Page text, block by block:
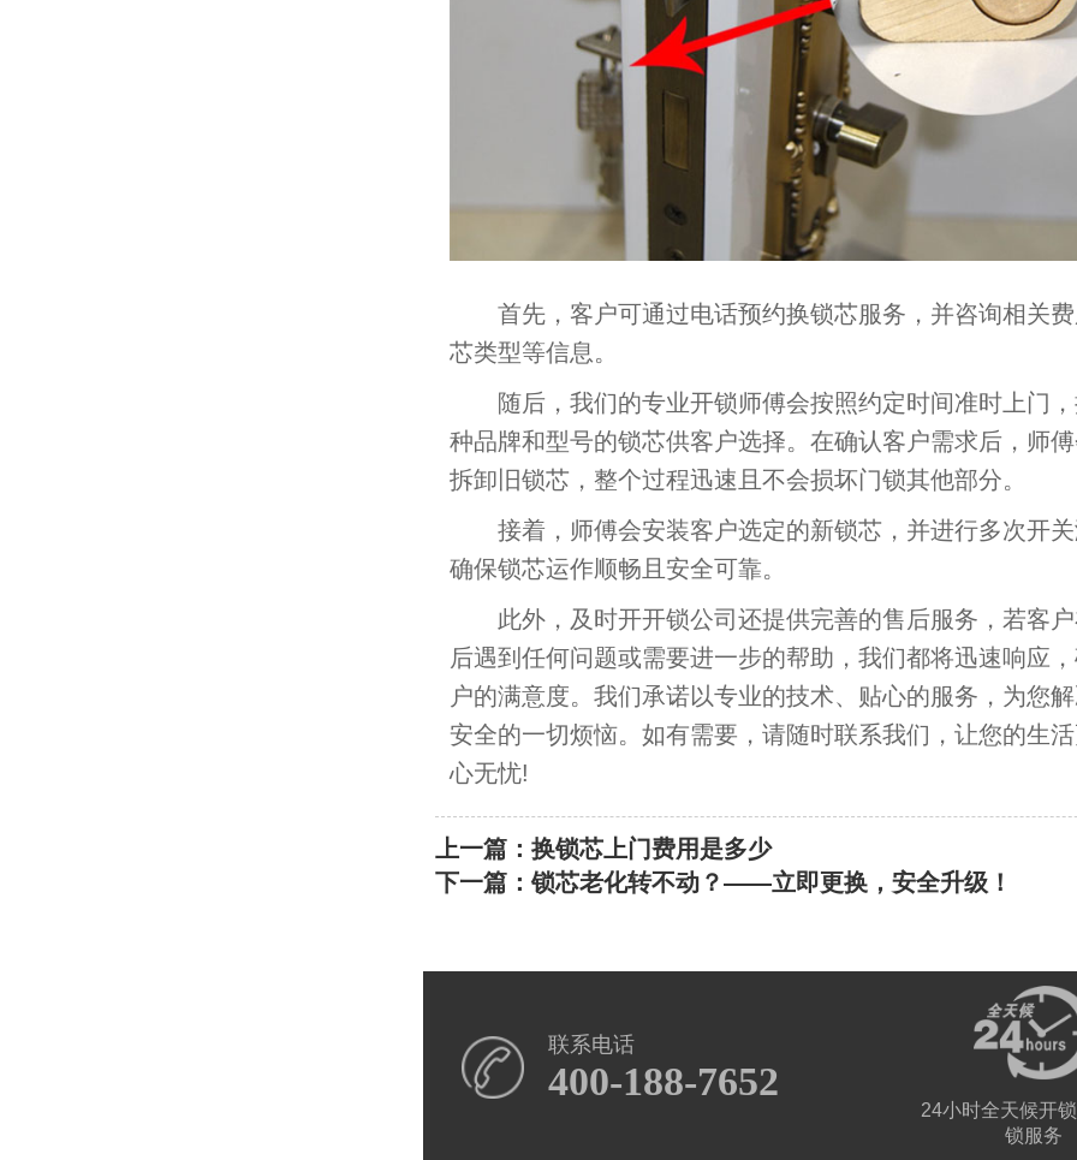
首先，客户可通过电话预约换锁芯服务，并咨询相关费
芯类型等信息。
随后，我们的专业开锁师傅会按照约定时间准时上门，
种品牌和型号的锁芯供客户选择。在确认客户需求后，师
拆卸旧锁芯，整个过程迅速且不会损坏门锁其他部分。
接着，师傅会安装客户选定的新锁芯，并进行多次开关
确保锁芯运作顺畅且安全可靠。
此外，及时开开锁公司还提供完善的售后服务，若客户
后遇到任何问题或需要进一步的帮助，我们都将迅速响应
户的满意度。我们承诺以专业的技术、贴心的服务，为您
安全的一切烦恼。如有需要，请随时联系我们，让您的生
心无忧!
上一篇：换锁芯上门费用是多少
下一篇：锁芯老化转不动？——立即更换，安全升级！
联系电话
400-188-7652
24小时全天候开锁
锁服务